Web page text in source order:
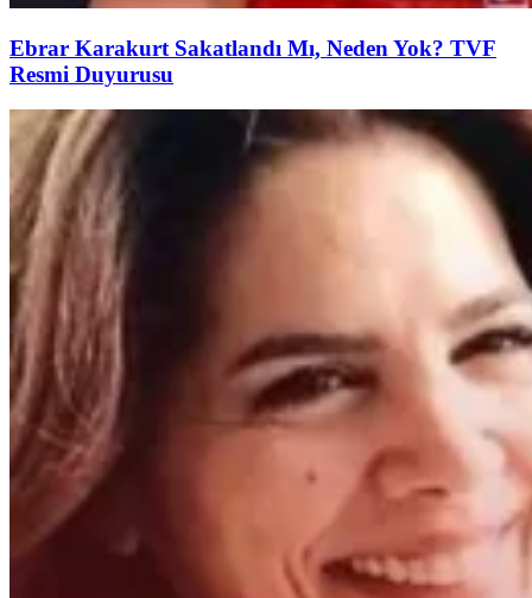
Ebrar Karakurt Sakatlandı Mı, Neden Yok? TVF
Resmi Duyurusu